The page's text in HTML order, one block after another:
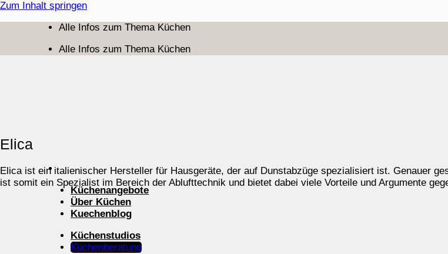
Zum Inhalt springen
Alle Infos zum Thema Küchen
Alle Infos zum Thema Küchen
Küchenangebote
Über Küchen
Kuechenblog
Küchenstudios
Küchenberatung
Elica
Elica ist ein italienischer Hersteller für Hausgeräte, der auf Dunstabzüge spezialisiert ist. Genauer
ist somit ein Spezialist im Bereich der Ablufttechnik und bietet dabei viele Vorteile und Argumente